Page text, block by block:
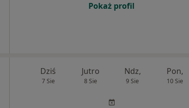
Pokaż profil
Dziś
7 Sie
Jutro
8 Sie
Ndz,
9 Sie
Pon,
10 Sie